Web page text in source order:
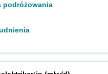
podróżowania